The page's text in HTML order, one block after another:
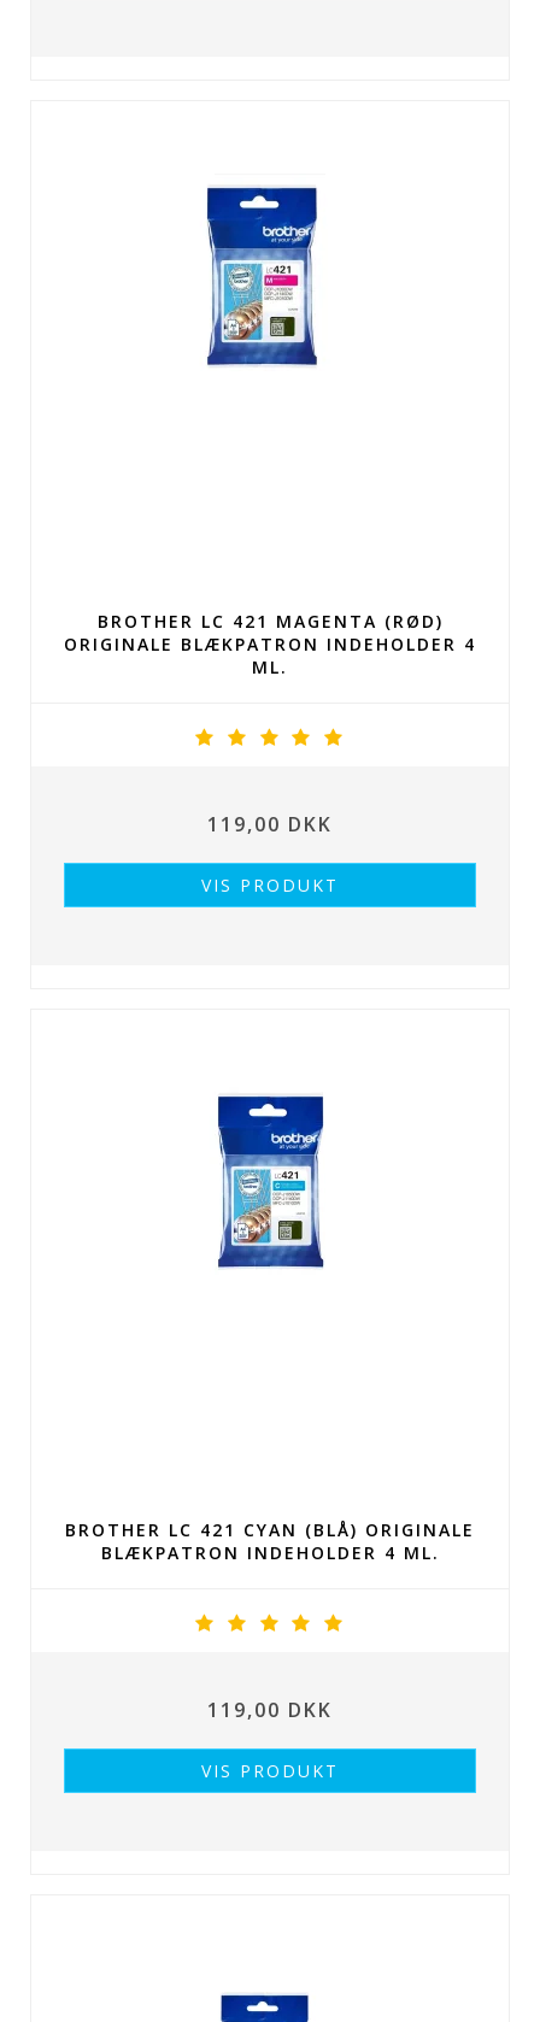
BROTHER LC 421 MAGENTA (RØD)
ORIGINALE BLÆKPATRON INDEHOLDER 4
ML.
119,00 DKK
VIS PRODUKT
BROTHER LC 421 CYAN (BLÅ) ORIGINALE
BLÆKPATRON INDEHOLDER 4 ML.
119,00 DKK
VIS PRODUKT